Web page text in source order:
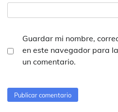
Guardar mi nombre,
en este navegador para
un comentario.